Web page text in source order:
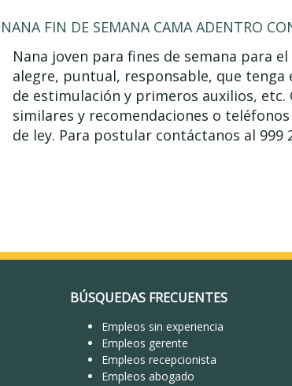
NANA FIN DE SEMANA CAMA ADENTRO
Nana joven para fines de semana para
alegre, puntual, responsable, que
de estimulación y primeros auxilios,
similares y recomendaciones o
de ley. Para postular contáctanos al 999
BÚSQUEDAS FRECUENTES
Empleos sin experiencia
Empleos gerente
Empleos recepcionista
Empleos abogado